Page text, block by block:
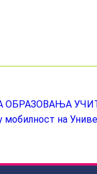
ОБРАЗОВАЊА
мобилност на